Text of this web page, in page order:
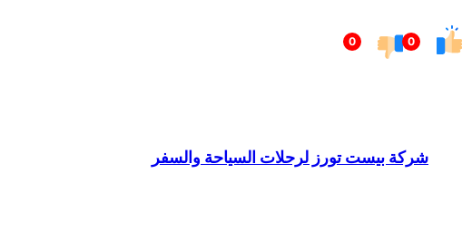
0
0إلى
شركة بيست تورز لرحلات السياحة والسفر